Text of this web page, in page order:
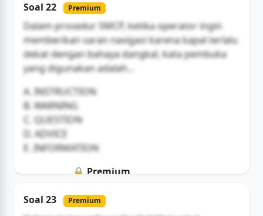
Buka Akses
Soal 22 Premium
Dalam prosedur SMCP, ketika operator ingin
memberikan saran navigasi karena kapal terlalu
dekat dengan bahaya dangkal, kata pembuka
yang digunakan adalah...
A. INSTRUCTION
B. WARNING
C. QUESTION
D. ADVICE
E. INFORMATION
🔒 Premium
Buka Akses
Soal 23 Premium